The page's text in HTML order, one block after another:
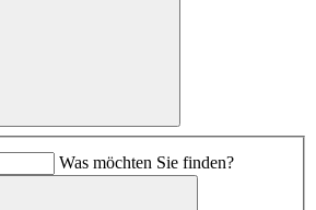
Was möchten Sie finden?